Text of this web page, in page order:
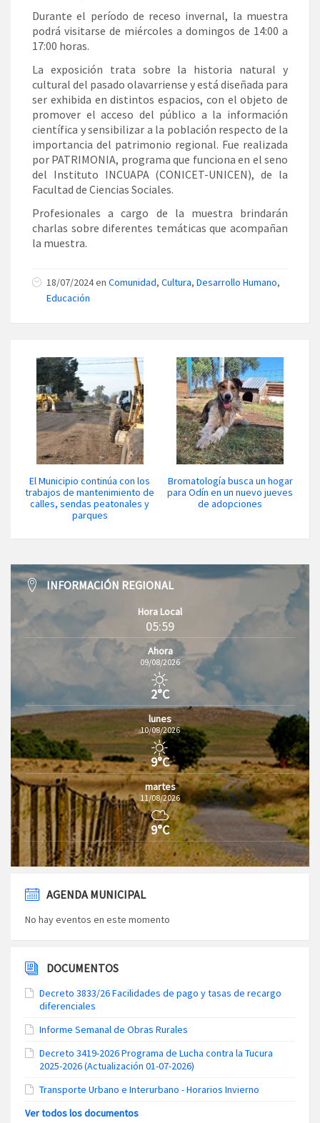
Durante el período de receso invernal, la muestra
podrá visitarse de miércoles a domingos de 14:00 a
17:00 horas.
La exposición trata sobre la historia natural y
cultural del pasado olavarriense y está diseñada para
ser exhibida en distintos espacios, con el objeto de
promover el acceso del público a la información
científica y sensibilizar a la población respecto de la
importancia del patrimonio regional. Fue realizada
por PATRIMONIA, programa que funciona en el seno
del Instituto INCUAPA (CONICET-UNICEN), de la
Facultad de Ciencias Sociales.
Profesionales a cargo de la muestra brindarán
charlas sobre diferentes temáticas que acompañan
la muestra.
18/07/2024 en Comunidad, Cultura, Desarrollo Humano,
Educación
El Municipio continúa con los
trabajos de mantenimiento de
calles, sendas peatonales y
parques
Bromatología busca un hogar
para Odín en un nuevo jueves
de adopciones
INFORMACIÓN REGIONAL
Hora Local
05:59
Ahora
09/08/2026
2°C
lunes
10/08/2026
9°C
martes
11/08/2026
9°C
AGENDA MUNICIPAL
No hay eventos en este momento
DOCUMENTOS
Decreto 3833/26 Facilidades de pago y tasas de recargo
diferenciales
Informe Semanal de Obras Rurales
Decreto 3419-2026 Programa de Lucha contra la Tucura
2025-2026 (Actualización 01-07-2026)
Transporte Urbano e Interurbano - Horarios Invierno
Ver todos los documentos